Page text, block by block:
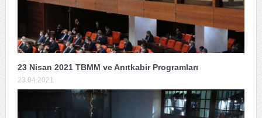
23 Nisan 2021 TBMM ve Anıtkabir Programları
23.04.2021